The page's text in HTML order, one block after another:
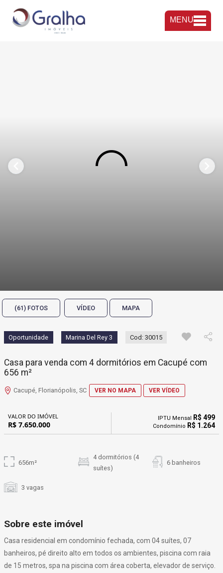
MENU
(61) FOTOS VÍDEO MAPA
Oportunidade Marina Del Rey 3 Cod: 30015
Casa para venda com 4 dormitórios em Cacupé com
656 m²
Cacupé, Florianópolis, SC VER NO MAPA VER VÍDEO
VALOR DO IMÓVEL
R$ 7.650.000
IPTU Mensal R$ 499
Condomínio R$ 1.264
656m²
4 dormitórios (4
suítes)
6 banheiros
3 vagas
Sobre este imóvel
Casa residencial em condomínio fechada, com 04 suítes, 07
banheiros, pé direito alto em todos os ambientes, piscina com raia
de 15 metros, spa na piscina com área coberta, elevador de serviço.